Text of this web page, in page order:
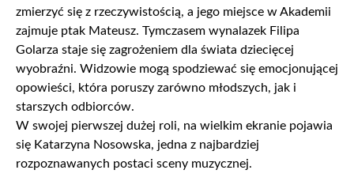
zmierzyć się z rzeczywistością, a jego miejsce w Akademii
zajmuje ptak Mateusz. Tymczasem wynalazek Filipa
Golarza staje się zagrożeniem dla świata dziecięcej
wyobraźni. Widzowie mogą spodziewać się emocjonującej
opowieści, która poruszy zarówno młodszych, jak i
starszych odbiorców.
W swojej pierwszej dużej roli, na wielkim ekranie pojawia
się Katarzyna Nosowska, jedna z najbardziej
rozpoznawanych postaci sceny muzycznej.